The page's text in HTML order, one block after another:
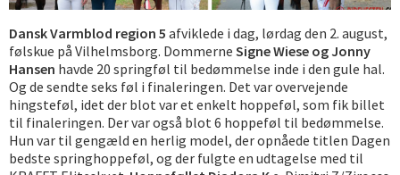
Dansk Varmblod region 5 afviklede i dag, lørdag den 2. august,
følskue på Vilhelmsborg. Dommerne Signe Wiese og Jonny
Hansen havde 20 springføl til bedømmelse inde i den gule hal.
Og de sendte seks føl i finaleringen. Det var overvejende
hingsteføl, idet der blot var et enkelt hoppeføl, som fik billet
til finaleringen. Der var også blot 6 hoppeføl til bedømmelse.
Hun var til gengæld en herlig model, der opnåede titlen Dagen
bedste springhoppeføl, og der fulgte en udtagelse med til